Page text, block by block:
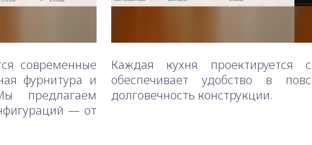
современные
фурнитура и
предлагаем
— от
Каждая кухня проектируется
обеспечивает удобство в
долговечность конструкции.